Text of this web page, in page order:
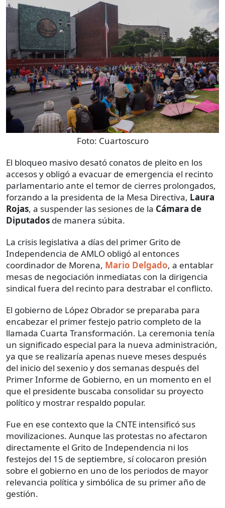
Foto: Cuartoscuro
El bloqueo masivo desató conatos de pleito en los
accesos y obligó a evacuar de emergencia el recinto
parlamentario ante el temor de cierres prolongados,
forzando a la presidenta de la Mesa Directiva, Laura
Rojas, a suspender las sesiones de la Cámara de
Diputados de manera súbita.
La crisis legislativa a días del primer Grito de
Independencia de AMLO obligó al entonces
coordinador de Morena, Mario Delgado, a entablar
mesas de negociación inmediatas con la dirigencia
sindical fuera del recinto para destrabar el conflicto.
El gobierno de López Obrador se preparaba para
encabezar el primer festejo patrio completo de la
llamada Cuarta Transformación. La ceremonia tenía
un significado especial para la nueva administración,
ya que se realizaría apenas nueve meses después
del inicio del sexenio y dos semanas después del
Primer Informe de Gobierno, en un momento en el
que el presidente buscaba consolidar su proyecto
político y mostrar respaldo popular.
Fue en ese contexto que la CNTE intensificó sus
movilizaciones. Aunque las protestas no afectaron
directamente el Grito de Independencia ni los
festejos del 15 de septiembre, sí colocaron presión
sobre el gobierno en uno de los periodos de mayor
relevancia política y simbólica de su primer año de
gestión.